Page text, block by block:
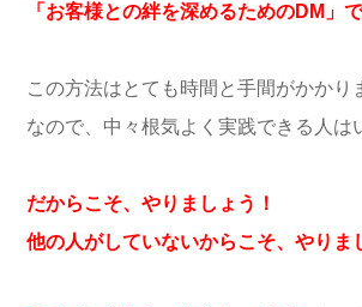
「お客様との絆を深めるためのDM」で
この方法はとても時間と手間がかかり
なので、中々根気よく実践できる人は
だからこそ、やりましょう！
他の人がしていないからこそ、やりま